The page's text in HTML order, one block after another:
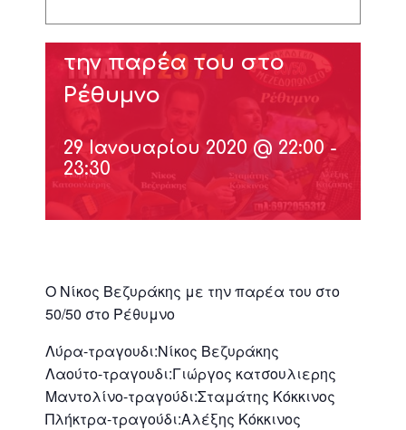
Ο Νίκος Βεζυράκης με
την παρέα του στο
Ρέθυμνο
29 Ιανουαρίου 2020 @ 22:00 -
23:30
Ο Νίκος Βεζυράκης με την παρέα του στο
50/50 στο Ρέθυμνο
Λύρα-τραγουδι:Νίκος Βεζυράκης
Λαούτο-τραγουδι:Γιώργος κατσουλιερης
Μαντολίνο-τραγούδι:Σταμάτης Κόκκινος
Πλήκτρα-τραγούδι:Αλέξης Κόκκινος